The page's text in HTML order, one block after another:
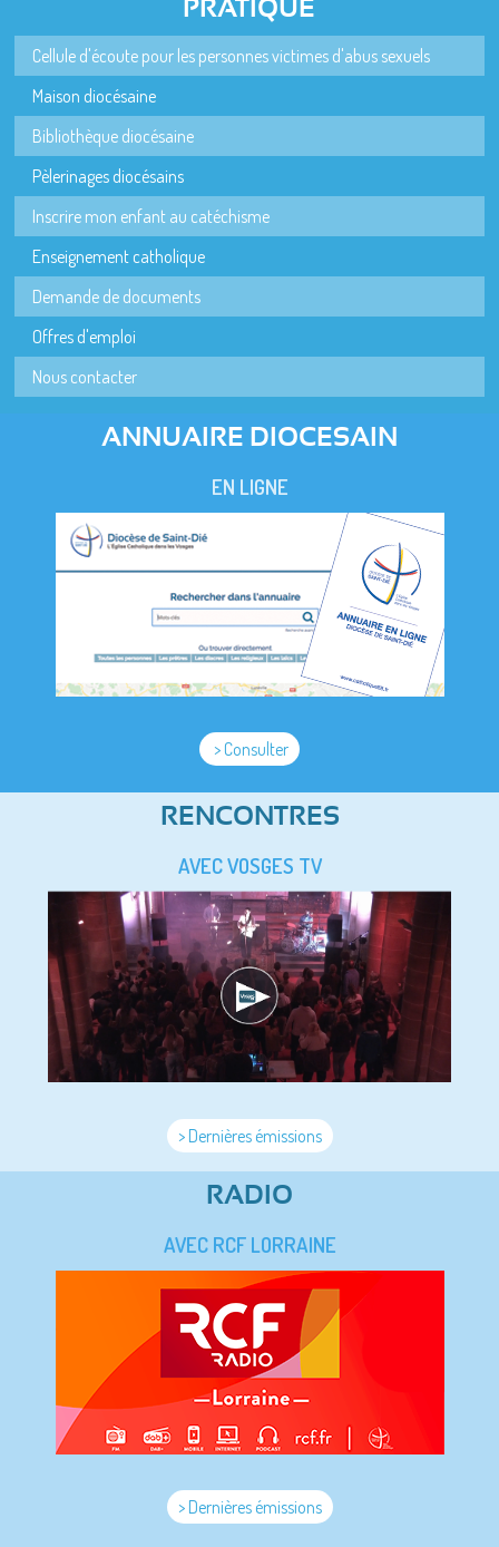
PRATIQUE
Cellule d'écoute pour les personnes victimes d'abus sexuels
Maison diocésaine
Bibliothèque diocésaine
Pèlerinages diocésains
Inscrire mon enfant au catéchisme
Enseignement catholique
Demande de documents
Offres d'emploi
Nous contacter
ANNUAIRE DIOCESAIN
EN LIGNE
> Consulter
RENCONTRES
AVEC VOSGES TV
> Dernières émissions
RADIO
AVEC RCF LORRAINE
> Dernières émissions